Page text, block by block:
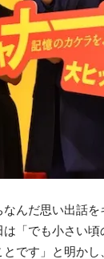
んだ思い出話
「でも小さい
です」と明かし